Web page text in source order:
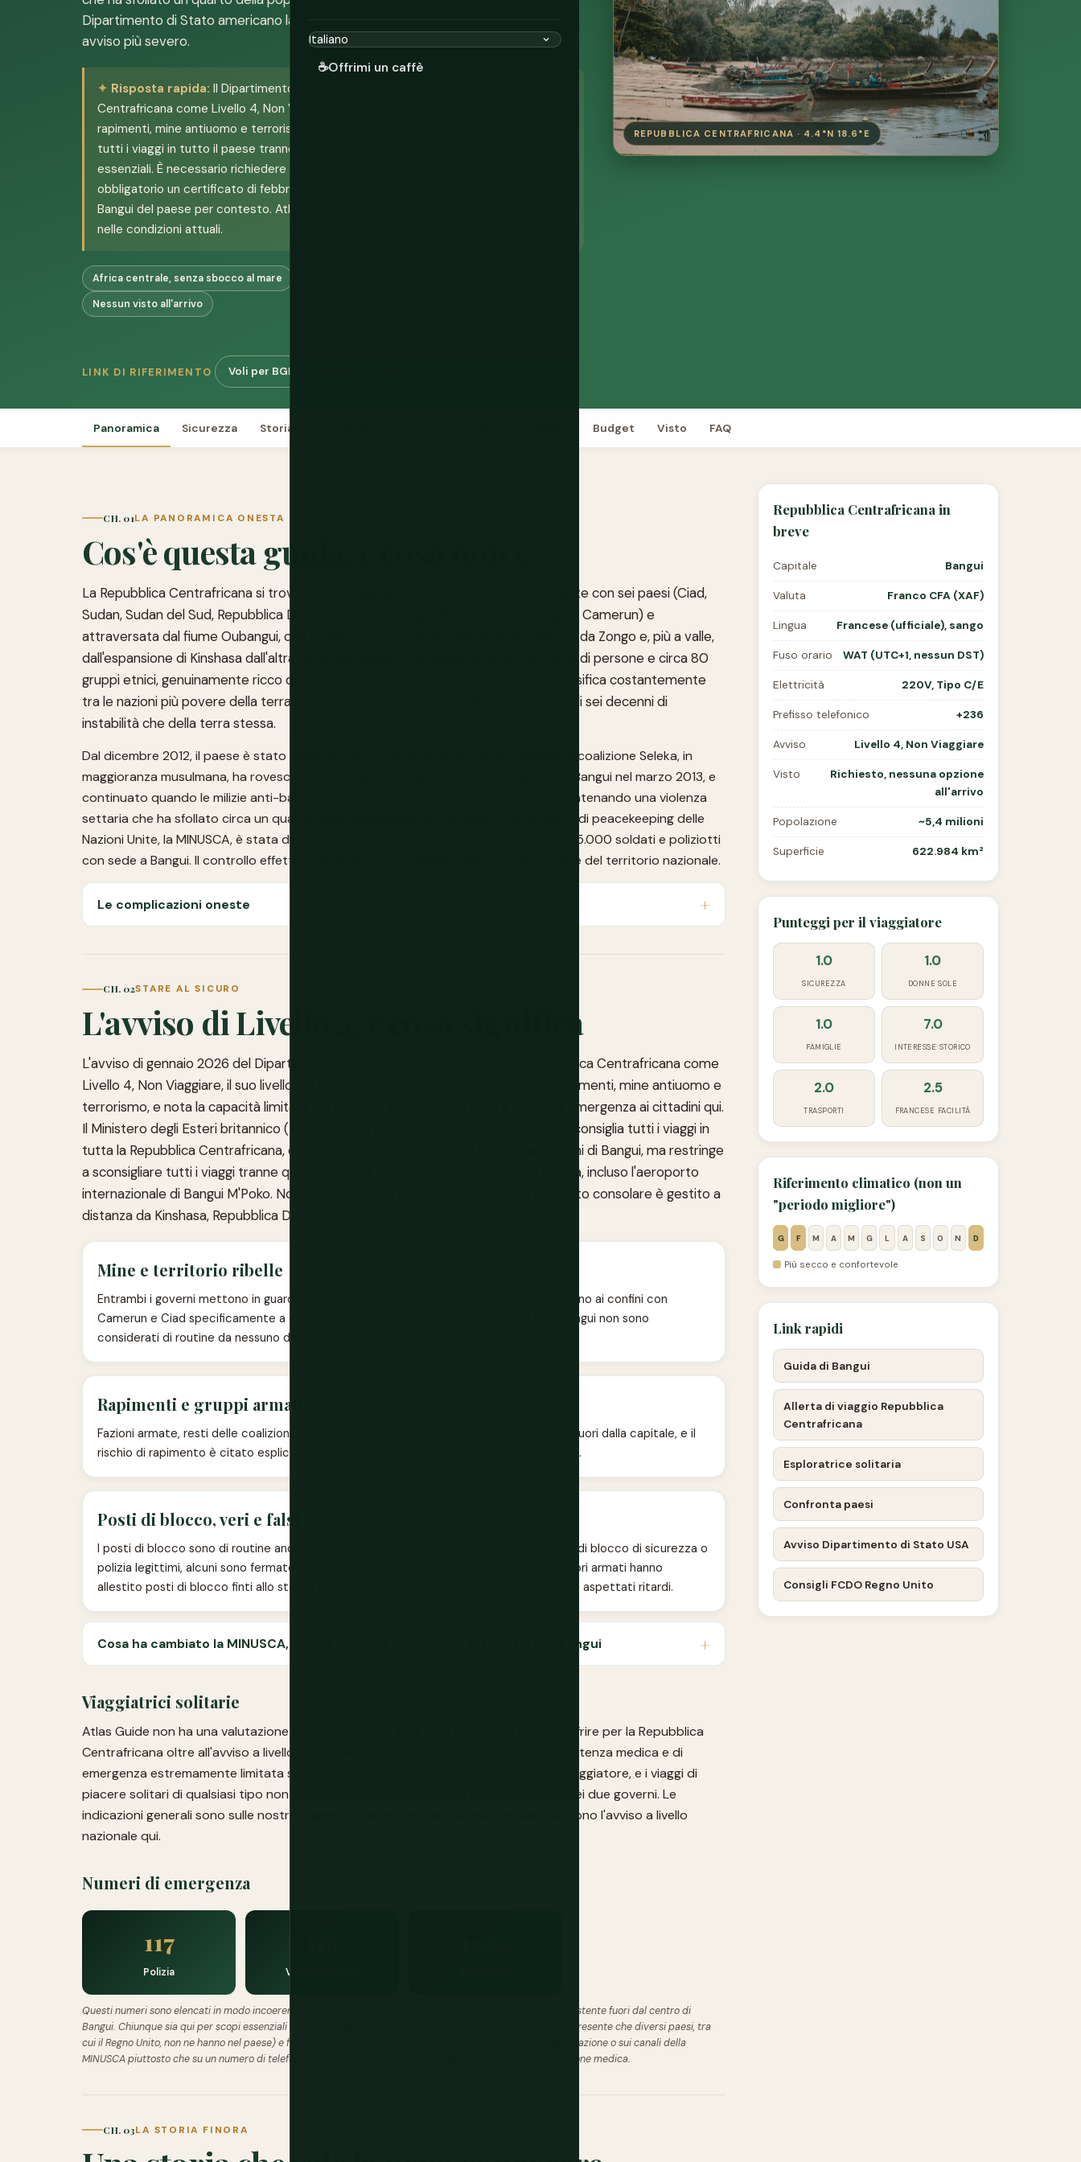
☕Offrimi un caffè
Dipartimento di Stato americano la classifica come Livello 4, Non Viaggiare, il suo
avviso più severo.
Risposta rapida: Il Dipartimento di Stato americano classifica la Repubblica
Centrafricana come Livello 4, Non Viaggiare, citando disordini civili, criminalità,
rapimenti, mine antiuomo e terrorismo, e il Ministero degli Esteri britannico sconsiglia
tutti i viaggi in tutto il paese tranne Bangui, dove sconsiglia tutti i viaggi tranne quelli
essenziali. È necessario richiedere il visto in anticipo, non esiste visto all'arrivo, ed è
obbligatorio un certificato di febbre gialla. Questa guida copre la storia, la cultura e
Bangui del paese per contesto. Atlas Guide non raccomanda viaggi di piacere qui
nelle condizioni attuali.
Africa centrale, senza sbocco al mare
Nessun visto all'arrivo
REPUBBLICA CENTRAFRICANA · 4.4°N 18.6°E
LINK DI RIFERIMENTO Voli per BGF
Panoramica Sicurezza Storia Budget Visto FAQ
CH. 01LA PANORAMICA ONESTA
Cos'è questa guida, e cosa non è
La Repubblica Centrafricana si trova al centro geografico del continente, confinante con sei paesi (Ciad,
Sudan, Sudan del Sud, Repubblica Democratica del Congo, Repubblica del Congo e Camerun) e
attraversata dal fiume Oubangui, che forma il confine meridionale e separa Bangui da Zongo e, più a valle,
dall'espansione di Kinshasa dall'altra parte dell'acqua. È un paese di circa 5,4 milioni di persone e circa 80
gruppi etnici, genuinamente ricco di diamanti, oro, uranio e legname, eppure si classifica costantemente
tra le nazioni più povere della terra per reddito pro capite, un divario che dice più di sei decenni di
instabilità che della terra stessa.
Dal dicembre 2012, il paese è stato plasmato da un conflitto civile iniziato quando la coalizione Seleka, in
maggioranza musulmana, ha rovesciato il presidente François Bozizé e conquistato Bangui nel marzo 2013, e
continuato quando le milizie anti-balaka, in maggioranza cristiane, hanno reagito, scatenando una violenza
settaria che ha sfollato circa un quarto della popolazione al suo apice. Una missione di peacekeeping delle
Nazioni Unite, la MINUSCA, è stata dispiegata dal 2014 e conta ancora circa 12.000-15.000 soldati e poliziotti
con sede a Bangui. Il controllo effettivo del governo non raggiunge ancora gran parte del territorio nazionale.
Le complicazioni oneste
CH. 02STARE AL SICURO
L'avviso di Livello 4, e cosa significa
L'avviso di gennaio 2026 del Dipartimento di Stato americano classifica la Repubblica Centrafricana come
Livello 4, Non Viaggiare, il suo livello più grave, citando disordini civili, criminalità, rapimenti, mine antiuomo e
terrorismo, e nota la capacità limitata del governo americano di fornire servizi di emergenza ai cittadini qui.
Il Ministero degli Esteri britannico (FCDO) fa una distinzione all'interno del paese: sconsiglia tutti i viaggi in
tutta la Repubblica Centrafricana, comprese aree come Bimbo e Begoua ai margini di Bangui, ma restringe
a sconsigliare tutti i viaggi tranne quelli essenziali specificamente per Bangui stessa, incluso l'aeroporto
internazionale di Bangui M'Poko. Non c'è ambasciata britannica nel paese; il supporto consolare è gestito a
distanza da Kinshasa, Repubblica Democratica del Congo.
Mine e territorio ribelle
Entrambi i governi mettono in guardia contro i viaggi nelle aree controllate dai ribelli vicino ai confini con
Camerun e Ciad specificamente a causa delle mine. I viaggi via terra tra regioni fuori Bangui non sono
considerati di routine da nessuno dei due avvisi.
Rapimenti e gruppi armati
Fazioni armate, resti delle coalizioni Seleka e anti-balaka e altri gruppi, operano ancora fuori dalla capitale, e il
rischio di rapimento è citato esplicitamente nell'avviso americano insieme al terrorismo.
Posti di blocco, veri e falsi
I posti di blocco sono di routine anche all'interno di Bangui, e sebbene molti siano posti di blocco di sicurezza o
polizia legittimi, alcuni sono fermate della polizia istituite per riscuotere tangenti, e attori armati hanno
allestito posti di blocco finti allo stesso scopo. Porta con te un documento d'identità e aspettati ritardi.
Cosa ha cambiato la MINUSCA, e cosa significa "solo viaggi essenziali" per Bangui
Viaggiatrici solitarie
Atlas Guide non ha una valutazione significativa della sicurezza per donne sole da offrire per la Repubblica
Centrafricana oltre all'avviso a livello nazionale sopra: rapimenti, gruppi armati e assistenza medica e di
emergenza estremamente limitata si applicano indipendentemente dal profilo del viaggiatore, e i viaggi di
piacere solitari di qualsiasi tipo non sono supportati dall'avviso attuale di nessuno dei due governi. Le
indicazioni generali sono sulle nostre pagine
, ma non sostituiscono l'avviso a livello
nazionale qui.
Numeri di emergenza
117
Polizia Vigili del fuoco
Questi numeri sono elencati in modo incoerente anche tra fonti ufficiali e la risposta può essere lenta o inesistente fuori dal centro di
Bangui. Chiunque sia qui per scopi essenziali dovrebbe registrarsi presso la propria ambasciata (tenendo presente che diversi paesi, tra
cui il Regno Unito, non ne hanno nel paese) e fare affidamento sui contatti di sicurezza della propria organizzazione o sui canali della
MINUSCA piuttosto che su un numero di telefono, insieme a un'assicurazione completa che copra l'evacuazione medica.
CH. 03LA STORIA FINORA
Repubblica Centrafricana in
breve
Capitale Bangui
Valuta Franco CFA (XAF)
Lingua Francese (ufficiale), sango
Fuso orario WAT (UTC+1, nessun DST)
Elettricità 220V, Tipo C/E
Prefisso telefonico +236
Avviso Livello 4, Non Viaggiare
Visto
Richiesto, nessuna opzione
all'arrivo
Popolazione ~5,4 milioni
Superficie 622.984 km²
Punteggi per il viaggiatore
1.0
SICUREZZA
1.0
DONNE SOLE
1.0
FAMIGLIE
7.0
INTERESSE STORICO
2.0
TRASPORTI
2.5
FRANCESE FACILITÀ
Riferimento climatico (non un
"periodo migliore")
G F M A M G L A S O N D
Più secco e confortevole
Link rapidi
Guida di Bangui
Allerta di viaggio Repubblica
Centrafricana
Esploratrice solitaria
Confronta paesi
Avviso Dipartimento di Stato USA
Consigli FCDO Regno Unito